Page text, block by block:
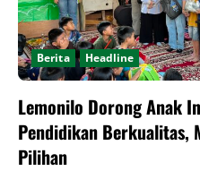
Berita Headline
Lemonilo Dorong Anak
Pendidikan Berkualitas,
Pilihan